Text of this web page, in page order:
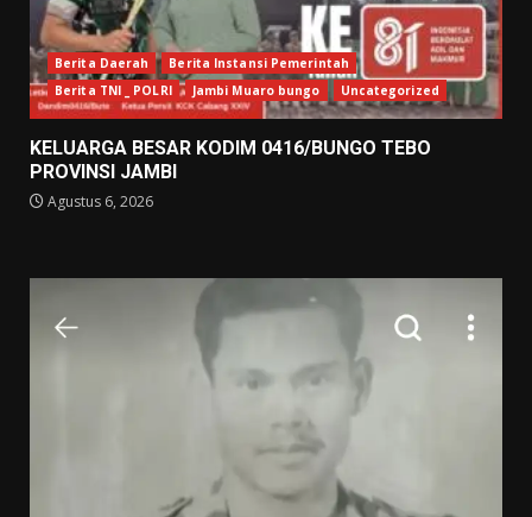
Berita Daerah
Berita Instansi Pemerintah
Berita TNI _ POLRI
Jambi Muaro bungo Uncategorized
KELUARGA BESAR KODIM 0416/BUNGO TEBO
PROVINSI JAMBI
Agustus 6, 2026